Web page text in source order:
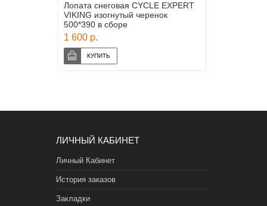
Лопата снеговая CYCLE EXPERT
VIKING изогнутый черенок
500*390 в сборе
1 600 р.
ЛИЧНЫЙ КАБИНЕТ
Личный Кабинет
История заказов
Закладки